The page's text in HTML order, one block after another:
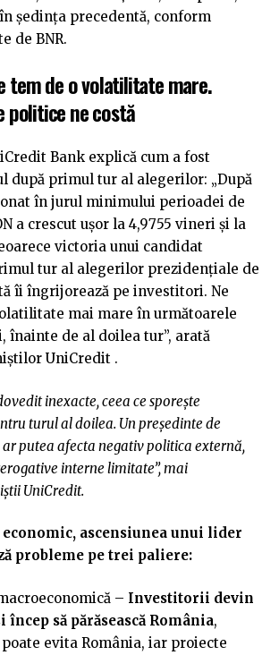
ședința precedentă, conform
de BNR.
tem de o volatilitate mare.
ne costă
Bank explică cum a fost
după primul tur al alegerilor: „După
în jurul minimului perioadei de
a crescut ușor la 4,9755 vineri și la
victoria unui candidat
tur al alegerilor prezidențiale de
îi îngrijorează pe investitori. Ne
mai mare în următoarele
înainte de al doilea tur”, arată
UniCredit .
inexacte, ceea ce sporește
turul al doilea. Un președinte de
putea afecta negativ politica externă,
interne limitate”, mai
UniCredit.
ascensiunea unui lider
probleme pe trei paliere:
– Investitorii devin
să părăsească România,
evita România, iar proiecte